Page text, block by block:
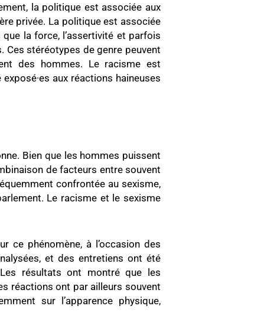
la politique est associée aux
privée. La politique est associée
la force, l’assertivité et parfois
stéréotypes de genre peuvent
des hommes. Le racisme est
aux réactions haineuses
Bien que les hommes puissent
de facteurs entre souvent
confrontée au sexisme,
Le racisme et le sexisme
ce phénomène, à l’occasion des
et des entretiens ont été
résultats ont montré que les
réactions ont par ailleurs souvent
sur l’apparence physique,